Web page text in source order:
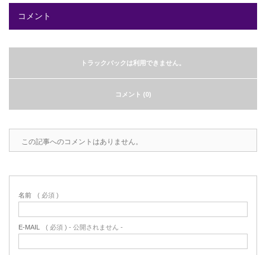
コメント
トラックバックは利用できません。
コメント (0)
この記事へのコメントはありません。
名前 ( 必須 )
E-MAIL ( 必須 ) - 公開されません -